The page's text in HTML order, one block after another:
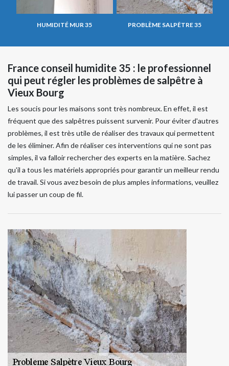
HUMIDITÉ MUR 35 PROBLÈME SALPÊTRE 35
France conseil humidite 35 : le professionnel
qui peut régler les problèmes de salpêtre à
Vieux Bourg
Les soucis pour les maisons sont très nombreux. En effet, il est
fréquent que des salpêtres puissent survenir. Pour éviter d'autres
problèmes, il est très utile de réaliser des travaux qui permettent
de les éliminer. Afin de réaliser ces interventions qui ne sont pas
simples, il va falloir rechercher des experts en la matière. Sachez
qu'il a tous les matériels appropriés pour garantir un meilleur rendu
de travail. Si vous avez besoin de plus amples informations, veuillez
lui passer un coup de fil.